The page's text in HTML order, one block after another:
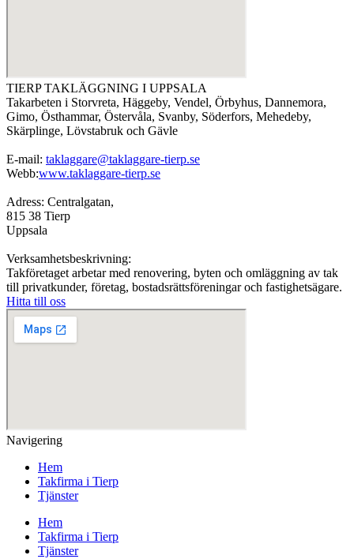
TIERP TAKLÄGGNING I UPPSALA
Takarbeten i Storvreta, Häggeby, Vendel, Örbyhus, Dannemora,
Gimo, Östhammar, Östervåla, Svanby, Söderfors, Mehedeby,
Skärplinge, Lövstabruk och Gävle
E-mail: taklaggare@taklaggare-tierp.se
Webb:www.taklaggare-tierp.se
Adress: Centralgatan,
815 38 Tierp
Uppsala
Verksamhetsbeskrivning:
Takföretaget arbetar med renovering, byten och omläggning av tak
till privatkunder, företag, bostadsrättsföreningar och fastighetsägare.
Hitta till oss
Navigering
Hem
Takfirma i Tierp
Tjänster
Hem
Takfirma i Tierp
Tjänster